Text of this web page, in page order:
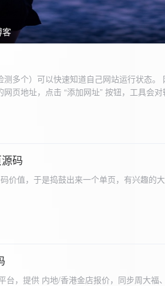
客
多个）可以快速知道自己网站运行状态。
页地址，点击 “添加网址” 按钮，工具会
。筛选网址：右侧面板有一个 “筛选网址”
框中设置监测间隔时间（单位为秒），默
会立即对所有已添加的网址进行一次检测，
可停止监测。重试机制：在进行网址检测时
录错误日志。日志记录与显示功能。 日志
态的日志为黑色，异常状态的日志为红色
码
价值，于是捣鼓出来一个单页，有兴趣的
台，提供 内地/香港金店报价，同步周大福